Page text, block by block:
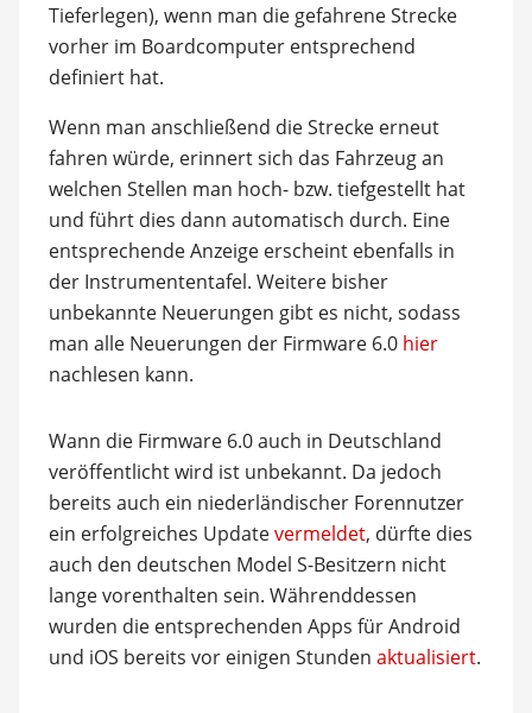
Tieferlegen), wenn man die gefahrene Strecke
vorher im Boardcomputer entsprechend
definiert hat.
Wenn man anschließend die Strecke erneut
fahren würde, erinnert sich das Fahrzeug an
welchen Stellen man hoch- bzw. tiefgestellt hat
und führt dies dann automatisch durch. Eine
entsprechende Anzeige erscheint ebenfalls in
der Instrumententafel. Weitere bisher
unbekannte Neuerungen gibt es nicht, sodass
man alle Neuerungen der Firmware 6.0 hier
nachlesen kann.
Wann die Firmware 6.0 auch in Deutschland
veröffentlicht wird ist unbekannt. Da jedoch
bereits auch ein niederländischer Forennutzer
ein erfolgreiches Updatevermeldet, dürfte dies
auch den deutschen Model S-Besitzern nicht
lange vorenthalten sein. Währenddessen
wurden die entsprechenden Apps für Android
und iOS bereits vor einigen Stunden aktualisiert.